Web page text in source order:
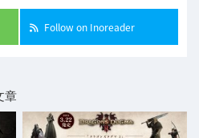
Follow on Inoreader
章